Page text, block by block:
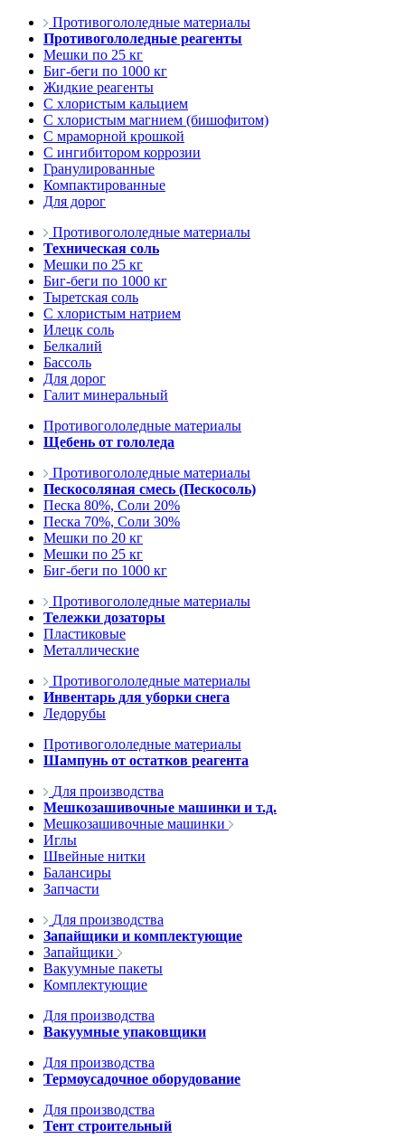
Противогололедные материалы
Противогололедные реагенты
Мешки по 25 кг
Биг-беги по 1000 кг
Жидкие реагенты
С хлористым кальцием
С хлористым магнием (бишофитом)
С мраморной крошкой
С ингибитором коррозии
Гранулированные
Компактированные
Для дорог
Противогололедные материалы
Техническая соль
Мешки по 25 кг
Биг-беги по 1000 кг
Тыретская соль
С хлористым натрием
Илецк соль
Белкалий
Бассоль
Для дорог
Галит минеральный
Противогололедные материалы
Щебень от гололеда
Противогололедные материалы
Пескосоляная смесь (Пескосоль)
Песка 80%, Соли 20%
Песка 70%, Соли 30%
Мешки по 20 кг
Мешки по 25 кг
Биг-беги по 1000 кг
Противогололедные материалы
Тележки дозаторы
Пластиковые
Металлические
Противогололедные материалы
Инвентарь для уборки снега
Ледорубы
Противогололедные материалы
Шампунь от остатков реагента
Для производства
Мешкозашивочные машинки и т.д.
Мешкозашивочные машинки
Иглы
Швейные нитки
Балансиры
Запчасти
Для производства
Запайщики и комплектующие
Запайщики
Вакуумные пакеты
Комплектующие
Для производства
Вакуумные упаковщики
Для производства
Термоусадочное оборудование
Для производства
Тент строительный